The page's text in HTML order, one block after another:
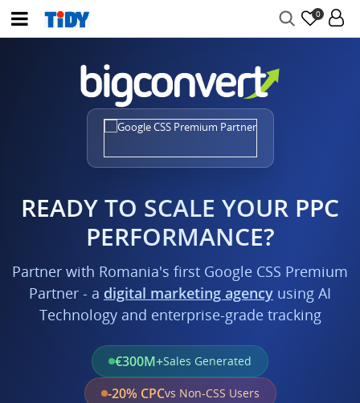
0
READY TO SCALE YOUR PPC
PERFORMANCE?
Partner with Romania's first Google CSS Premium
Partner - a digital marketing agency using AI
Technology and enterprise-grade tracking
€300M+Sales Generated
-20% CPCvs Non-CSS Users